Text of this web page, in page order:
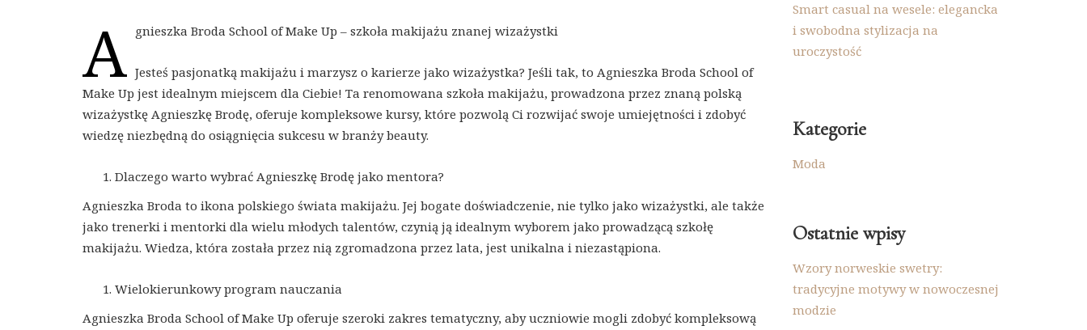
A gnieszka Broda School of Make Up – szkoła makijażu znanej wizażystki
Jesteś pasjonatką makijażu i marzysz o karierze jako wizażystka? Jeśli tak, to Agnieszka Broda School of
Make Up jest idealnym miejscem dla Ciebie! Ta renomowana szkoła makijażu, prowadzona przez znaną polską
wizażystkę Agnieszkę Brodę, oferuje kompleksowe kursy, które pozwolą Ci rozwijać swoje umiejętności i zdobyć
wiedzę niezbędną do osiągnięcia sukcesu w branży beauty.
Dlaczego warto wybrać Agnieszkę Brodę jako mentora?
Agnieszka Broda to ikona polskiego świata makijażu. Jej bogate doświadczenie, nie tylko jako wizażystki, ale także
jako trenerki i mentorki dla wielu młodych talentów, czynią ją idealnym wyborem jako prowadzącą szkołę
makijażu. Wiedza, która została przez nią zgromadzona przez lata, jest unikalna i niezastąpiona.
Wielokierunkowy program nauczania
Agnieszka Broda School of Make Up oferuje szeroki zakres tematyczny, aby uczniowie mogli zdobyć kompleksową
Smart casual na wesele: elegancka
i swobodna stylizacja na
uroczystość
Kategorie
Moda
Ostatnie wpisy
Wzory norweskie swetry:
tradycyjne motywy w nowoczesnej
modzie